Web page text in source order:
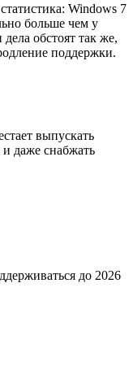
Windows 7
больше чем у
обстоят так же,
поддержки.
выпускать
даже снабжать